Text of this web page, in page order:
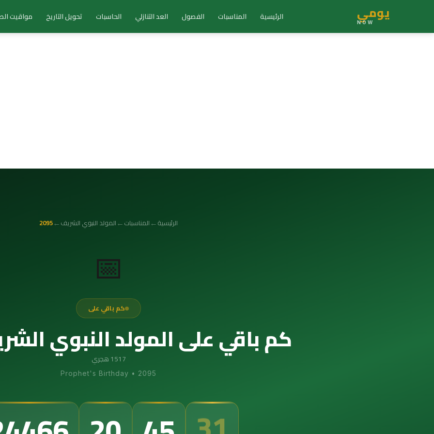
يومي
NOW الرئيسية المناسبات الفصول العد التنازلي الحاسبات تحويل التاريخ مواقيت
الرئيسية←المناسبات←المولد النبوي الشريف←
2095
📅
كم باقي على
كم باقي على المولد النبوي الشريف
1517 هجري
Prophet's Birthday • 2095